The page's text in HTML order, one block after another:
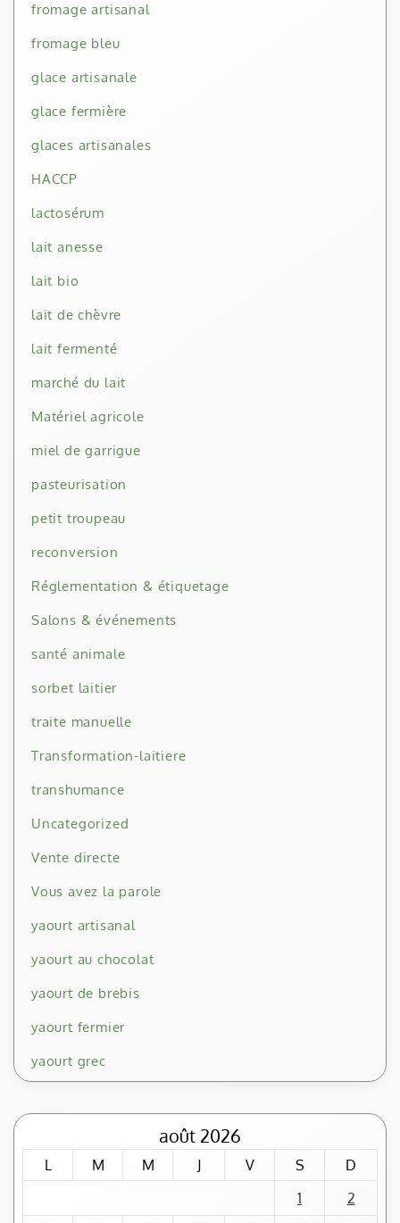
fromage artisanal
fromage bleu
glace artisanale
glace fermière
glaces artisanales
HACCP
lactosérum
lait anesse
lait bio
lait de chèvre
lait fermenté
marché du lait
Matériel agricole
miel de garrigue
pasteurisation
petit troupeau
reconversion
Réglementation & étiquetage
Salons & événements
santé animale
sorbet laitier
traite manuelle
Transformation-laitiere
transhumance
Uncategorized
Vente directe
Vous avez la parole
yaourt artisanal
yaourt au chocolat
yaourt de brebis
yaourt fermier
yaourt grec
août 2026
L M M J V S
D
1
2